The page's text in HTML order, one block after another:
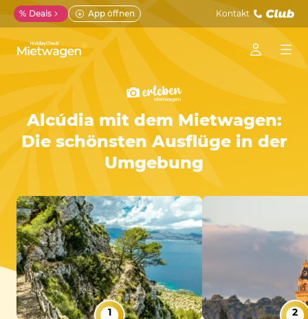
% Deals App öffnen Kontakt
Alcúdia mit dem Mietwagen:
Die schönsten Ausflüge in der
Umgebung
1 2